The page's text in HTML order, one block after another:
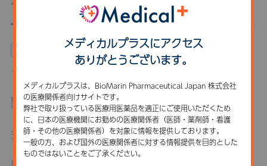
セミナー・講演会
タイトル
開催日時
会場
メディカルプラスにアクセス
ありがとうございます。
メディカルプラスは、BioMarin Pharmaceutical Japan 株式会社
の医療関係者向けサイトです。
弊社で取り扱っている医療用医薬品を適正にご使用いただくため
に、日本の医療機関にお勤めの医療関係者（医師・薬剤師・看護
師・その他の医療関係者）を対象に情報を提供しております。
一般の方、および国外の医療関係者に対する情報提供を目的とした
ものではないことをご了承ください。